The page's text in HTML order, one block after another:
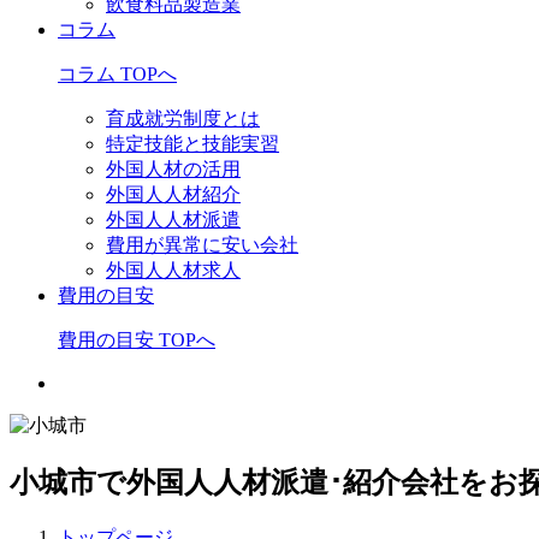
飲食料品製造業
コラム
コラム TOPへ
育成就労制度とは
特定技能と技能実習
外国人材の活用
外国人人材紹介
外国人人材派遣
費用が異常に安い会社
外国人人材求人
費用の目安
費用の目安 TOPへ
小城市で外国人人材派遣･紹介会社をお